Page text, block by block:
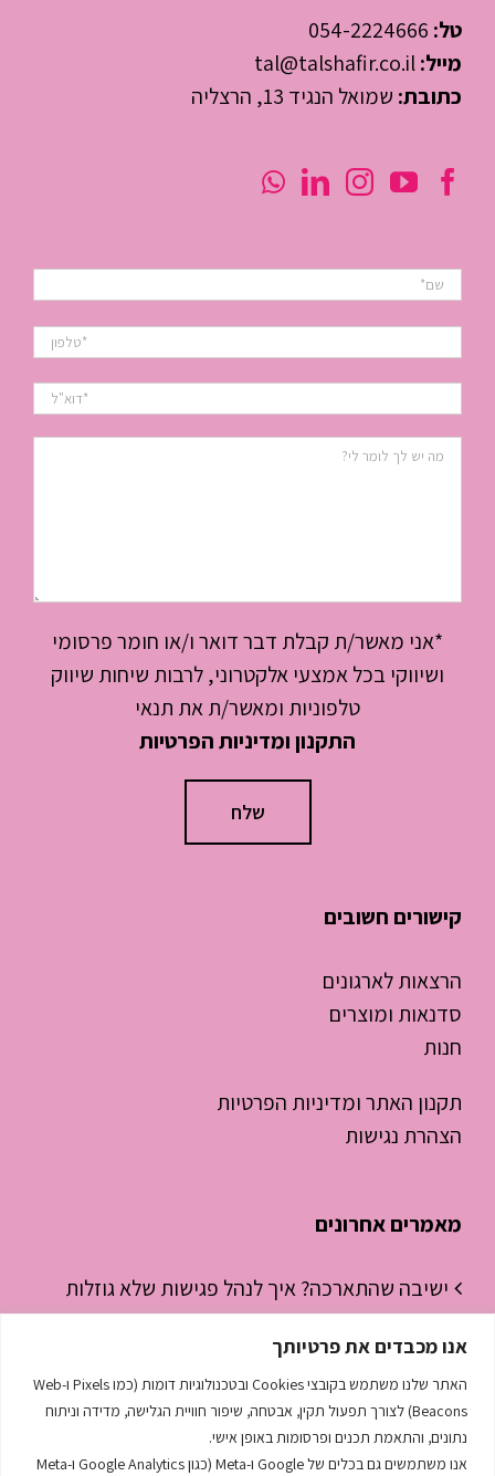
אנו מכבדים את פרטיותך
האתר שלנו משתמש בקובצי Cookies ובטכנולוגיות דומות (כמו Pixels ו-Web
Beacons) לצורך תפעול תקין, אבטחה, שיפור חוויית הגלישה, מדידה וניתוח
נתונים, והתאמת תכנים ופרסומות באופן אישי.
אנו משתמשים גם בכלים של Google ו-Meta (כגון Google Analytics ו-Meta
טל: 054-2224666
מייל:tal@talshafir.co.il
כתובת: שמואל הנגיד 13, הרצליה
*אני מאשר/ת קבלת דבר דואר ו/או חומר פרסומי
ושיווקי בכל אמצעי אלקטרוני, לרבות שיחות שיווק
טלפוניות ומאשר/ת את תנאי
התקנון ומדיניות הפרטיות
קישורים חשובים
הרצאות לארגונים
סדנאות ומוצרים
חנות
תקנון האתר ומדיניות הפרטיות
הצהרת נגישות
מאמרים אחרונים
ישיבה שהתארכה? איך לנהל פגישות שלא גוזלות
חצי יום עבודה
ניהול זמן לסטודנטים – איך להפסיק “לכבות
שריפות” ולהתחיל לנהל את היום
השפה הסודית שמנהלת לך את העסק